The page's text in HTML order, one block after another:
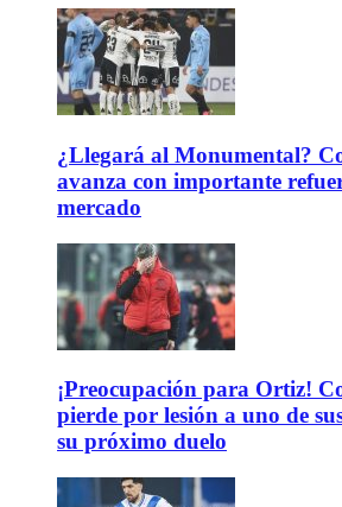
¿Llegará al Monumental?
avanza con importante
mercado
¡Preocupación para Ortiz!
pierde por lesión a uno de
su próximo duelo